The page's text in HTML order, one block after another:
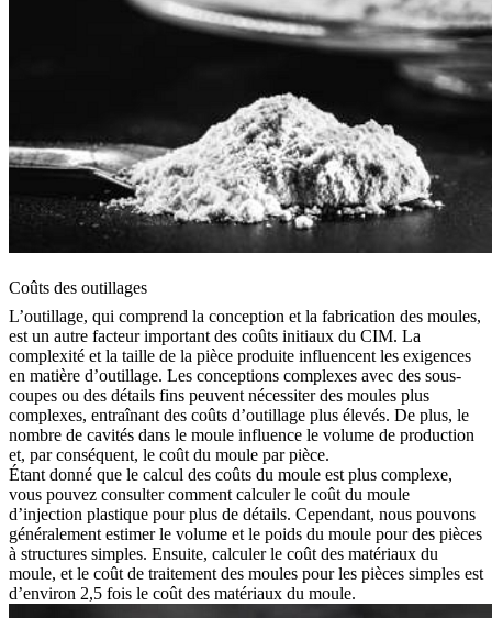
Coûts des outillages
L’outillage, qui comprend la conception et la fabrication des moules,
est un autre facteur important des coûts initiaux du CIM. La
complexité et la taille de la pièce produite influencent les exigences
en matière d’outillage. Les conceptions complexes avec des sous-
coupes ou des détails fins peuvent nécessiter des moules plus
complexes, entraînant des coûts d’outillage plus élevés. De plus, le
nombre de cavités dans le moule influence le volume de production
et, par conséquent, le coût du moule par pièce.
Étant donné que le calcul des coûts du moule est plus complexe,
vous pouvez consultercomment calculer le coût du moule
d’injection plastique pour plus de détails. Cependant, nous pouvons
généralement estimer le volume et le poids du moule pour des pièces
à structures simples. Ensuite, calculer le coût des matériaux du
moule, et le coût de traitement des moules pour les pièces simples est
d’environ 2,5 fois le coût des matériaux du moule.